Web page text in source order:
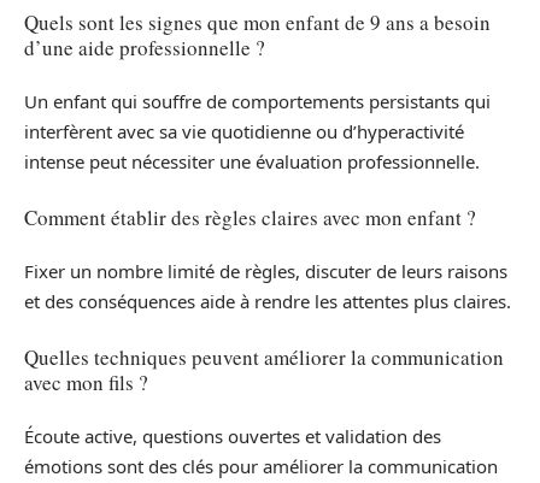
Quels sont les signes que mon enfant de 9 ans a besoin
d’une aide professionnelle ?
Un enfant qui souffre de comportements persistants qui
interfèrent avec sa vie quotidienne ou d’hyperactivité
intense peut nécessiter une évaluation professionnelle.
Comment établir des règles claires avec mon enfant ?
Fixer un nombre limité de règles, discuter de leurs raisons
et des conséquences aide à rendre les attentes plus claires.
Quelles techniques peuvent améliorer la communication
avec mon fils ?
Écoute active, questions ouvertes et validation des
émotions sont des clés pour améliorer la communication